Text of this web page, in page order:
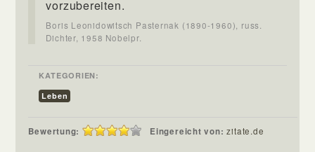
vorzubereiten.
Boris Leonidowitsch Pasternak (1890-1960), russ.
Dichter, 1958 Nobelpr.
KATEGORIEN:
Leben
Bewertung: Eingereicht von:zitate.de